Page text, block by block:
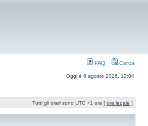
FAQ Cerca
Oggi è 6 agosto 2026, 12:04
Tutti gli orari sono UTC +1 ora [ ora legale ]